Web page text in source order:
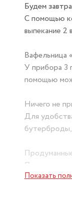
Будем
С помощью
выпекание 2
Вафельница
У прибора 3
помощью
Ничего не
Для
Показать